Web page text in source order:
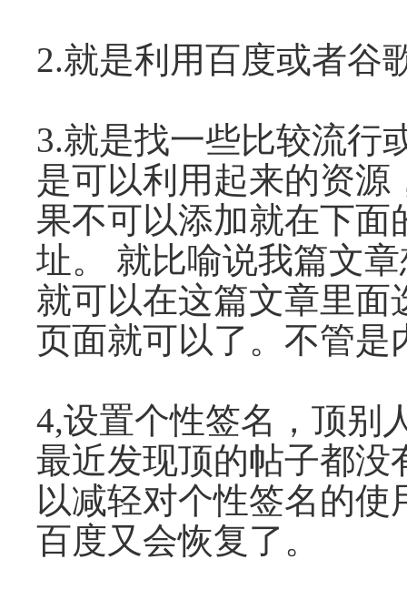
2.就是利用百度或者谷
3.就是找一些比较流行
是可以利用起来的资
果不可以添加就在下面
址。 就比喻说我篇文
就可以在这篇文章里面
页面就可以了。不管是
4,设置个性签名，顶别
最近发现顶的帖子都没
以减轻对个性签名的
百度又会恢复了。